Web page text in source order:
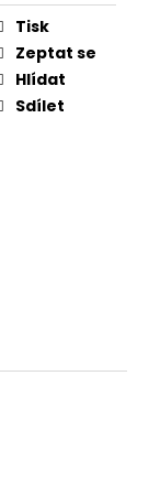
Tisk
Zeptat se
Hlídat
Sdílet